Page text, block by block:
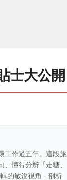
士大公開
工作過五年。這段旅
懂得分辨「走糖、
的敏銳視角，剖析